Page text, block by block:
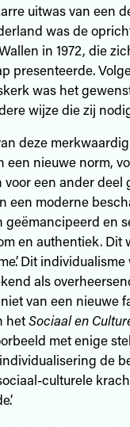
uitwas van een
was de
in 1972, die
presenteerde.
was het
wijze die zij
deze
een nieuwe norm,
voor een ander deel
een moderne
geëmancipeerd en
en authentiek. Dit
Dit
als
van een nieuwe
hetSociaal en
met enige
de
culturele